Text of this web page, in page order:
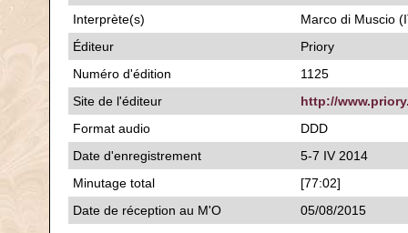
Interprète(s)
Marco di Muscio
Éditeur
Priory
Numéro d'édition
1125
Site de l'éditeur
http://
Format audio
DDD
Date d'enregistrement
5-7 IV 2014
Minutage total
[77:02]
Date de réception au M'O
05/08/2015